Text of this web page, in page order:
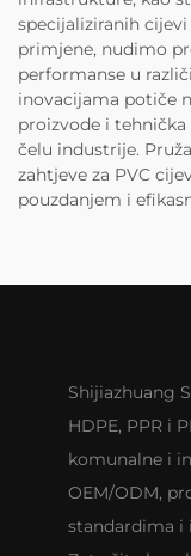
specijaliziranih
primjene, nudimo
performanse u
inovacijama potiče
proizvode i
čelu industrije.
zahtjeve za PVC
pouzdanjem i
Shijiazhuang
HDPE, PPR i
komunalne i
OEM/ODM,
standardima i